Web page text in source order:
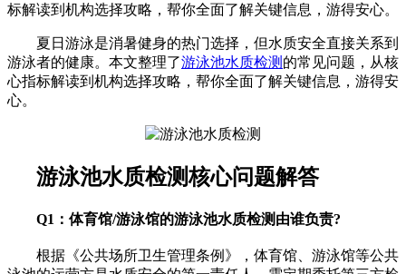
标解读到机构选择攻略，帮你全面了解关键信息，游得安心。
夏日游泳是消暑健身的热门选择，但水质安全直接关系到
游泳者的健康。本文整理了游泳池水质检测 的常见问题，从核
心指标解读到机构选择攻略，帮你全面了解关键信息，游得安
心。
游泳池水质检测核心问题解答
Q1：体育馆/游泳馆的游泳池水质检测由谁负责?
根据《公共场所卫生管理条例》，体育馆、游泳馆等公共